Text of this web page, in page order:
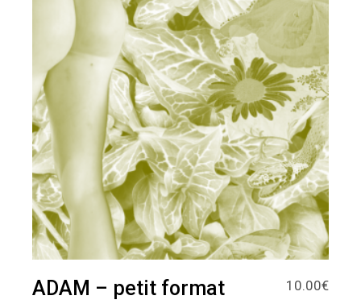
ADAM – petit format 10.00€